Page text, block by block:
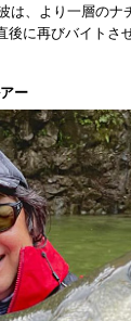
は、より一層のナ
に再びバイトさ
ー